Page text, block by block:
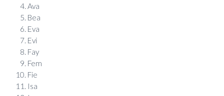
Ava
Bea
Eva
Evi
Fay
Fem
Fie
Isa